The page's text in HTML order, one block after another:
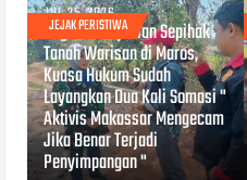
JEJAK PERISTIWA
JUL 25, 2026
Dugaan Penjualan Sepihak
Tanah Warisan di Maros,
Kuasa Hukum Sudah
Layangkan Dua Kali Somasi "
Aktivis Makassar Mengecam
Jika Benar Terjadi
Penyimpangan "